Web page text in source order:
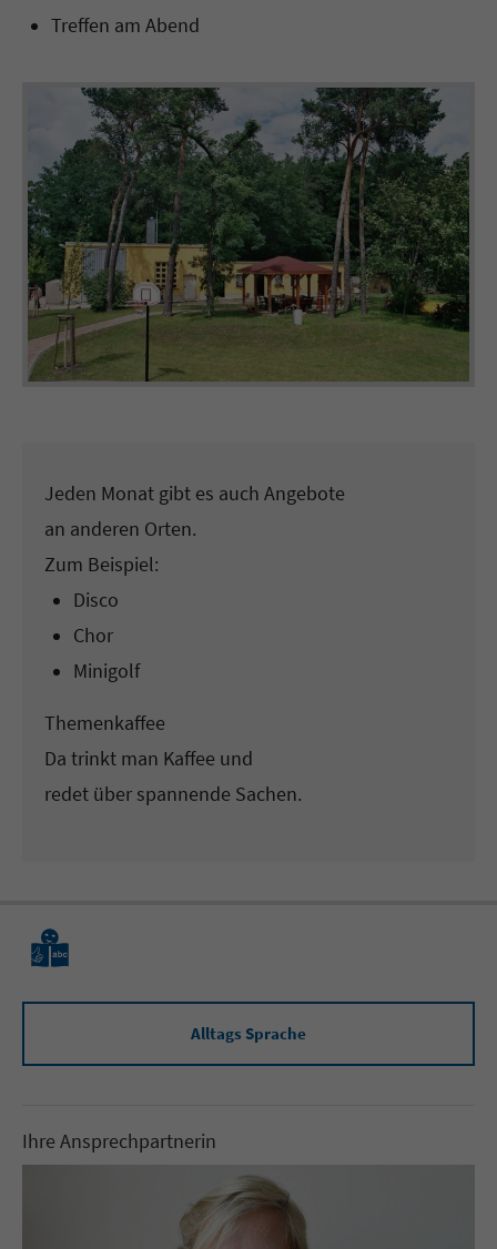
Treffen am Abend
Jeden Monat gibt es auch Angebote
an anderen Orten.
Zum Beispiel:
Disco
Chor
Minigolf
Themenkaffee
Da trinkt man Kaffee und
redet über spannende Sachen.
Alltags Sprache
Ihre Ansprechpartnerin